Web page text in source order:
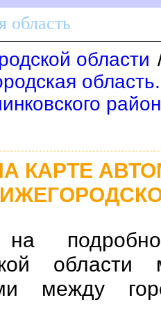
область
области
КАРТЕ
между